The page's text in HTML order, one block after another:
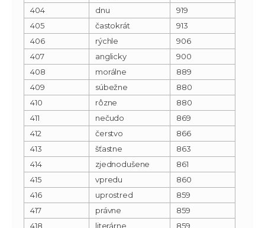
404
dnu
919
405
častokrát
913
406
rýchle
906
407
anglicky
900
408
morálne
889
409
súbežne
880
410
rôzne
880
411
nečudo
869
412
čerstvo
866
413
šťastne
863
414
zjednodušene
861
415
vpredu
860
416
uprostred
859
417
právne
859
418
literárne 859